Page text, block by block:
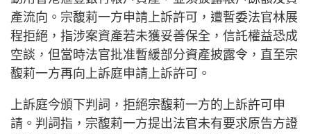
產流向。宗馥莉一方申請上訴許可，遭暫委法官林展
程拒絕，指涉案資產若未獲妥善保全，信託權益恐成
空談，但當時法官批准暫緩部分資產披露令，直至宗
馥莉一方再向上訴庭申請上訴許可。
上訴庭今頒下判詞，拒絕宗馥莉一方的上訴許可申
請。判詞指，宗馥莉一方提出法官未有要求原告方證